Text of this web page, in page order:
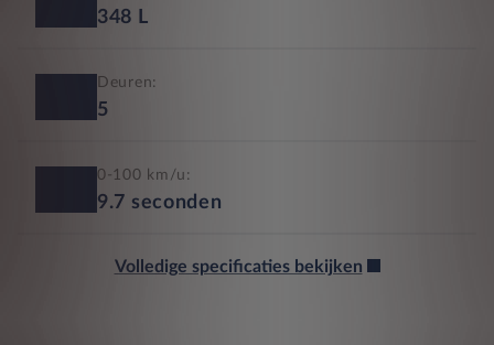
348 L
Deuren:
5
0-100 km/u:
9.7 seconden
Volledige specificaties bekijken